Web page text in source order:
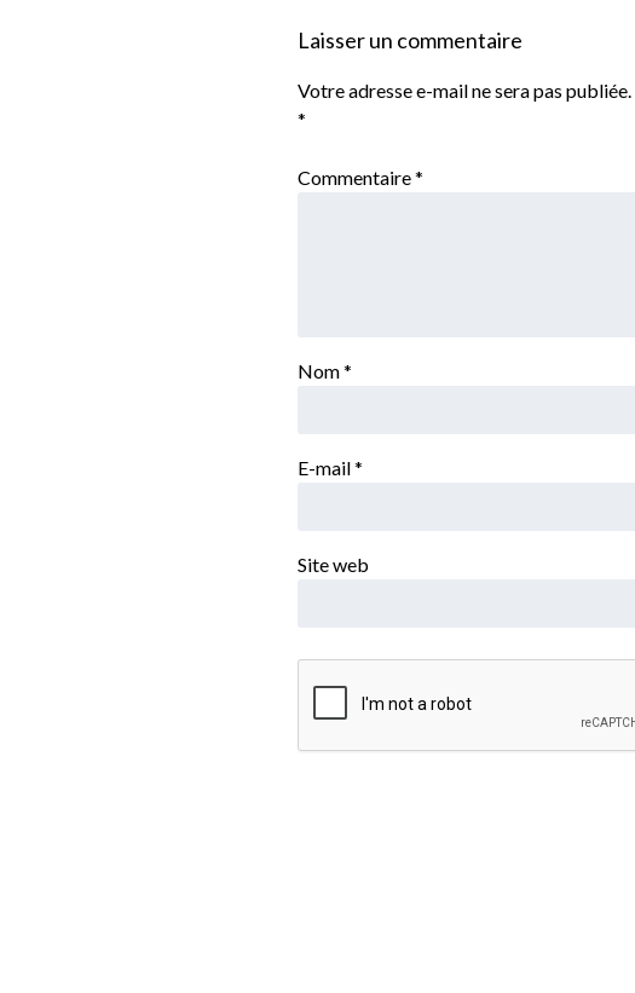
Laisser un commentaire
Votre adresse e-mail ne sera pas publiée.
*
Commentaire*
Nom*
E-mail*
Site web